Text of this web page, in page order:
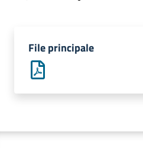
Tutelare
l'Impresa
e
File principale